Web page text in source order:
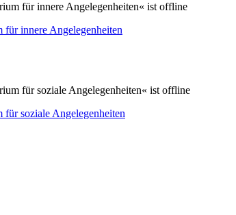
für innere Angelegenheiten
für soziale Angelegenheiten